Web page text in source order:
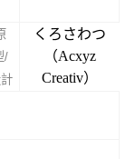
/
くろさわつ
（Acxyz
Creativ）